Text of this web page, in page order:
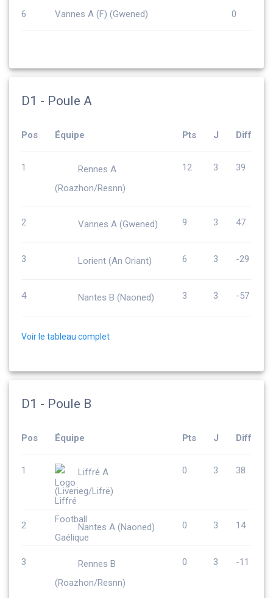
6 Vannes A (F) (Gwened) 0
D1 - Poule A
Pos Équipe Pts J Diff
1
Rennes A
(Roazhon/Resnn)
12 3 39
2 Vannes A (Gwened) 9 3 47
3 Lorient (An Oriant) 6 3 -29
4 Nantes B (Naoned) 3 3 -57
Voir le tableau complet
D1 - Poule B
Pos Équipe Pts J Diff
1
Liffré A
(Liverieg/Lifrë)
0 3 38
2 Nantes A (Naoned) 0 3 14
3
Rennes B
(Roazhon/Resnn)
0 3 -11